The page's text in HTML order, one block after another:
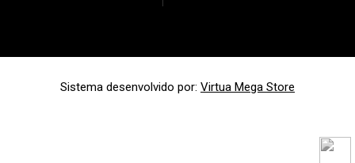
Sistema desenvolvido por: Virtua Mega Store